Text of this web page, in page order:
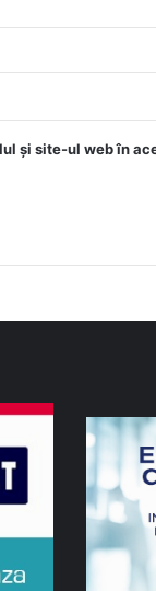
și site-ul web în